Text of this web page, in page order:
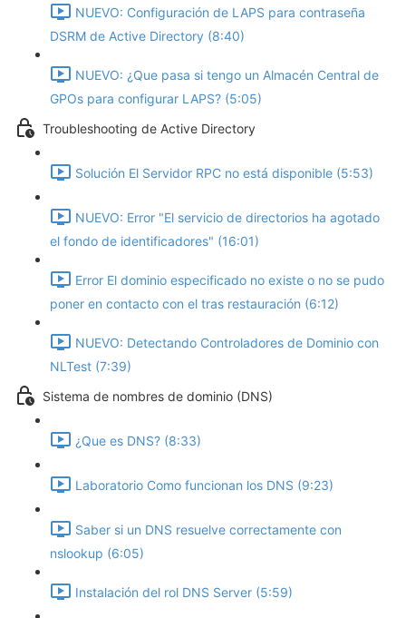
NUEVO: Configuración de LAPS para contraseña
DSRM de Active Directory (8:40)
NUEVO: ¿Que pasa si tengo un Almacén Central de
GPOs para configurar LAPS? (5:05)
Troubleshooting de Active Directory
Solución El Servidor RPC no está disponible (5:53)
NUEVO: Error "El servicio de directorios ha agotado
el fondo de identificadores" (16:01)
Error El dominio especificado no existe o no se pudo
poner en contacto con el tras restauración (6:12)
NUEVO: Detectando Controladores de Dominio con
NLTest (7:39)
Sistema de nombres de dominio (DNS)
¿Que es DNS? (8:33)
Laboratorio Como funcionan los DNS (9:23)
Saber si un DNS resuelve correctamente con
nslookup (6:05)
Instalación del rol DNS Server (5:59)